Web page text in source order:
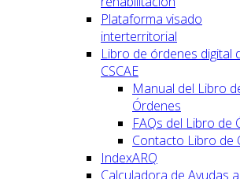
Plataforma visado
interterritorial
Libro de órdenes digital
CSCAE
Manual del Libro
Órdenes
FAQs del Libro de
Contacto Libro de
IndexARQ
Calculadora de Ayudas